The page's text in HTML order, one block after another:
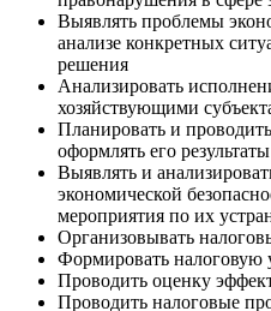
Выявлять проблемы
анализе конкретных
решения
Анализировать
хозяйствующими
Планировать и
оформлять его результаты
Выявлять и
экономической
мероприятия по их
Организовывать
Формировать налоговую
Проводить оценку
Проводить налоговые